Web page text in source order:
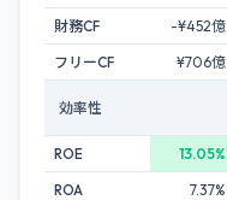
財務CF
-¥452億
フリーCF
¥706億
効率性
ROE 13.05%
ROA
7.37%